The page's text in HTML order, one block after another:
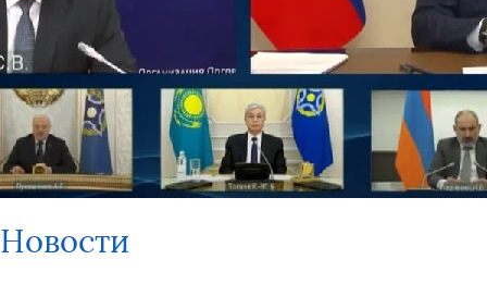
Новости